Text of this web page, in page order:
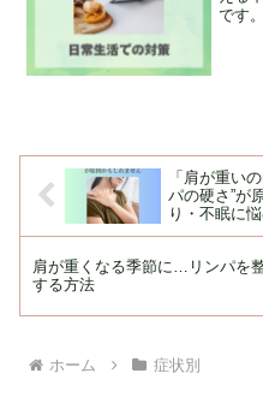
です
「肩が重い
パの硬さ”が
り・不眠に
肩が重くなる季節に…リンパを
する方法
ホーム 症状別